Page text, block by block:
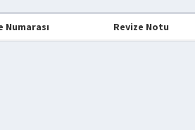
Numarası Revize Notu